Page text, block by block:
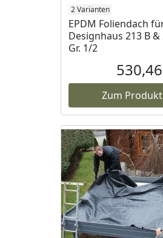
2 Varianten
EPDM Foliendach
Designhaus 213 B &
Gr. 1/2
Zum Produkt